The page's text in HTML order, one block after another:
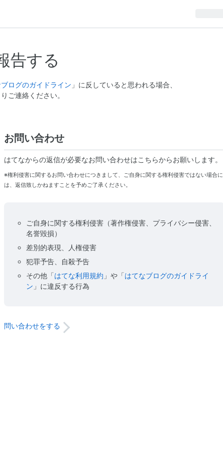
告する
ログのガイドライン 」に反していると思われる場合、
ご連絡ください。
お問い合わせ
はてなからの返信が必要なお問い合わせはこちらからお願いします。
※権利侵害に関するお問い合わせにつきまして、ご自身に関する権利侵害ではない場合に
は、返信致しかねますことを予めご了承ください。
ご自身に関する権利侵害（著作権侵害、プライバシー侵害、
名誉毀損）
差別的表現、人権侵害
犯罪予告、自殺予告
その他「はてな利用規約 」や「はてなブログのガイドライ
ン 」に違反する行為
問い合わせをする